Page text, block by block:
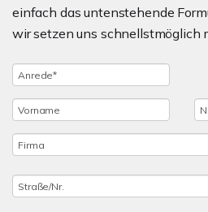
einfach das untenstehende
wir setzen uns schnellstmöglich